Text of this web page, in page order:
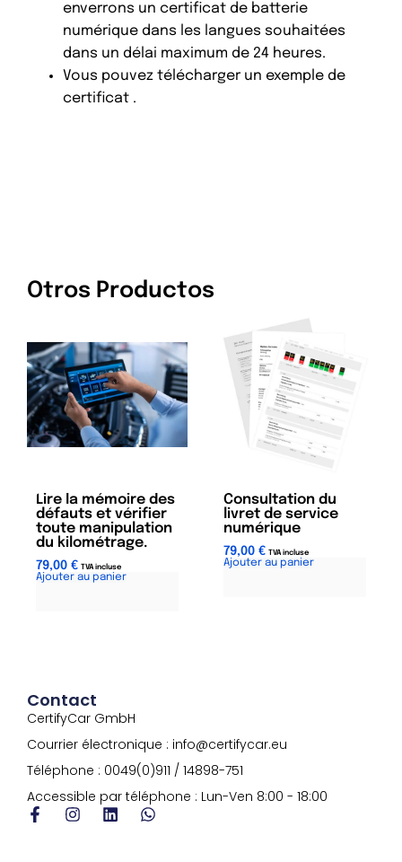
enverrons un certificat de batterie
numérique dans les langues souhaitées
dans un délai maximum de 24 heures.
Vous pouvez télécharger un exemple de
certificat .
Otros Productos
Lire la mémoire des
défauts et vérifier
toute manipulation
du kilométrage.
79,00 € TVA incluse
Ajouter au panierA
v
:
Consultation du
livret de service
numérique
79,00 € TVA incluse
Ajouter au panier
Contact
CertifyCar GmbH
Courrier électronique : info@certifycar.eu
Téléphone : 0049(0)911 / 14898-751
Accessible par téléphone : Lun-Ven 8:00 - 18:00